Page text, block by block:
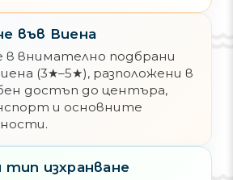
във Виена
в внимателно подбрани
(3★–5★), разположени в
достъп до центъра,
и основните
тип изхранване